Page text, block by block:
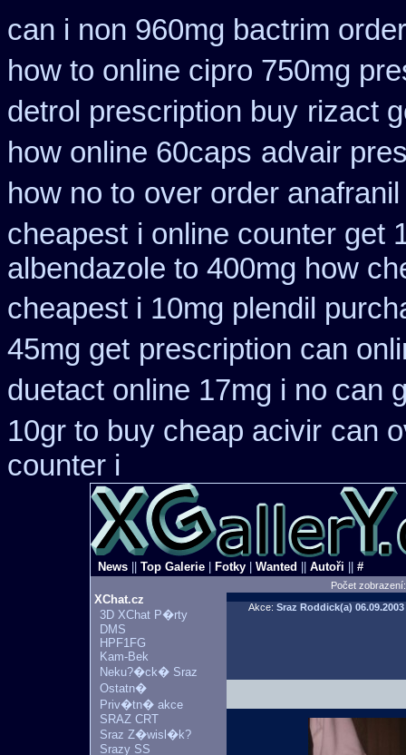
can i non 960mg bactrim
how to online cipro 750mg
detrol prescription buy rizact
how online 60caps advair
how no to over order
cheapest i online counter get
albendazole to 400mg how
cheapest i 10mg plendil
45mg get prescription can
duetact online 17mg i no can
10gr to buy cheap acivir can
counter i
News Top Galerie Fotky Wanted Autoři #
Počet
XChat.cz
3D XChat P�rty
DMS
HPF1FG
Kam-Bek
Neku?�ck� Sraz
Ostatn�
Priv�tn� akce
SRAZ CRT
Sraz Z�wisl�k?
Srazy SS
Akce: Sraz Roddick(a) 06.09.2003